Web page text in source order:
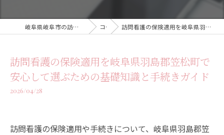
岐阜県岐阜市の訪問看護なら訪問看護ステーション Lavie コラム 訪問看護の保険適用を岐阜県羽島郡笠松町で安心して選ぶための基礎知識と手続きガイド
訪問看護の保険適用を岐阜県羽島郡笠松町で
安心して選ぶための基礎知識と手続きガイド
2026/04/28
訪問看護の保険適用や手続きについて、岐阜県羽島郡笠